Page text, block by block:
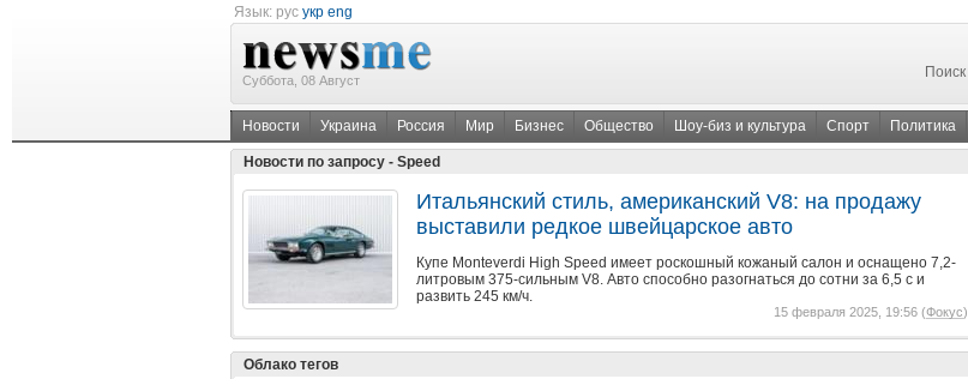
Язык: рус укр eng
Суббота, 08 Август Поиск
Новости Украина Россия Мир Бизнес Общество Шоу-биз и культура Спорт Политика
Новости по запросу - Speed
Итальянский стиль, американский V8: на продажу
выставили редкое швейцарское авто
Купе Monteverdi High Speed имеет роскошный кожаный салон и оснащено 7,2-
литровым 375-сильным V8. Авто способно разогнаться до сотни за 6,5 с и
развить 245 км/ч.
15 февраля 2025, 19:56 (Фокус)
Облако тегов